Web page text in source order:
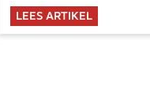
Wat maakt deze
LEES ARTIKEL